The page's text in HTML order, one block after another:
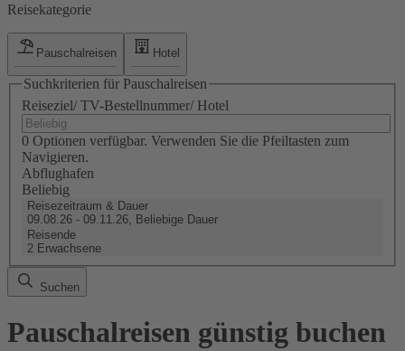
Reisekategorie
Pauschalreisen Hotel
Suchkriterien für Pauschalreisen
Reiseziel/ TV-Bestellnummer/ Hotel
0 Optionen verfügbar. Verwenden Sie die Pfeiltasten zum
Navigieren.
Abflughafen
Beliebig
Reisezeitraum & Dauer
09.08.26 - 09.11.26, Beliebige Dauer
Reisende
2 Erwachsene
Suchen
Pauschalreisen günstig buchen